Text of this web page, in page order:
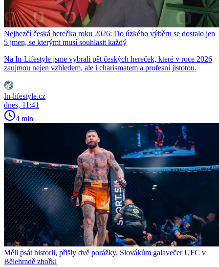
Nejhezčí česká herečka roku 2026: Do úzkého výběru se dostalo jen
5 jmen, se kterými musí souhlasit každý
Na In-Lifestyle jsme vybrali pět českých hereček, které v roce 2026
zaujmou nejen vzhledem, ale i charismatem a profesní jistotou.
In-lifestyle.cz
dnes, 11:41
4 min
Měli psát historii, přišly dvě porážky. Slovákům galavečer UFC v
Bělehradě zhořkl